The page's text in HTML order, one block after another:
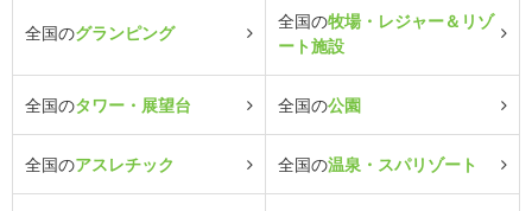
全国のグランピング
全国の牧場・レジャー＆リゾ
ート施設
全国のタワー・展望台 全国の公園
全国のアスレチック 全国の温泉・スパリゾート